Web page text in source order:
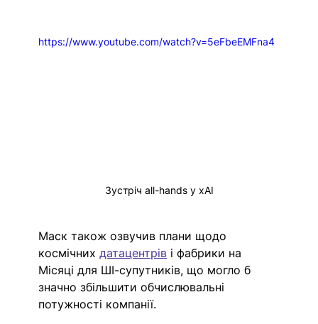
https://www.youtube.com/watch?v=5eFbeEMFna4
Зустріч all-hands у xAI
Маск також озвучив плани щодо
космічних датацентрів і фабрики на
Місяці для ШІ-супутників, що могло б
значно збільшити обчислювальні
потужності компанії.